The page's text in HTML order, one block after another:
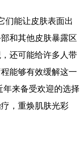
们能让皮肤表面出
和其他皮肤暴露区
还可能给许多人带
能够有效缓解这一
年来备受欢迎的选择
，重焕肌肤光彩